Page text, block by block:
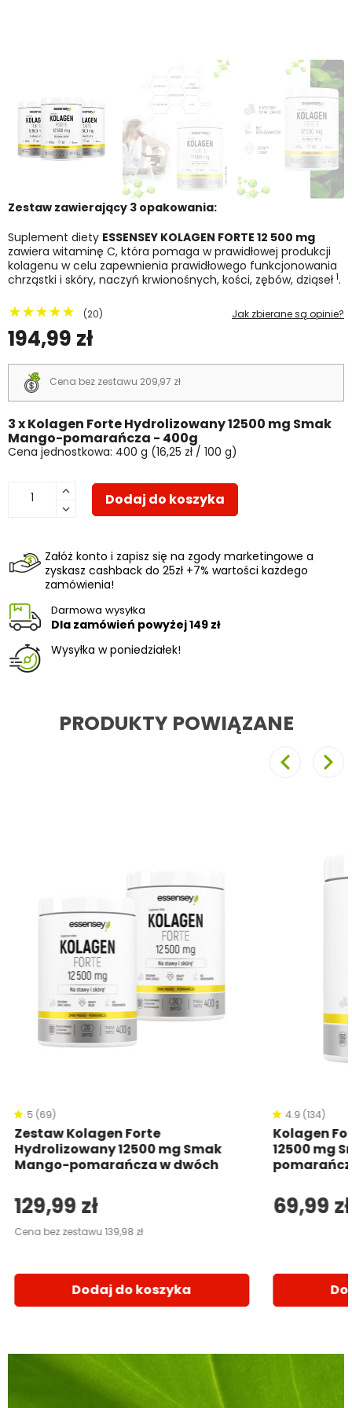
Zestaw zawierający 3 opakowania:
Suplement diety ESSENSEY KOLAGEN FORTE 12 500 mg
zawiera witaminę C, która pomaga w prawidłowej produkcji
kolagenu w celu zapewnienia prawidłowego funkcjonowania
chrząstki i skóry, naczyń krwionośnych, kości, zębów, dziąseł 1.
(20) Jak zbierane są opinie?
194,99 zł
Cena bez zestawu 209,97 zł
3 x Kolagen Forte Hydrolizowany 12500 mg Smak
Mango-pomarańcza - 400g
Cena jednostkowa: 400 g (16,25 zł / 100 g)
Dodaj do koszyka
Załóż konto i zapisz się na zgody marketingowe a
zyskasz cashback do 25zł +7% wartości każdego
zamówienia!
Darmowa wysyłka
Dla zamówień powyżej149 zł
Wysyłka w poniedziałek!
PRODUKTY POWIĄZANE
Poprzedni
5 (69)
Zestaw Kolagen Forte
Hydrolizowany 12500 mg Smak
Mango-pomarańcza w dwóch
129,99 zł
Cena bez zestawu 139,98 zł
Dodaj do koszyka
4.9 (134)
Kolagen
12500 mg
69,99 zł